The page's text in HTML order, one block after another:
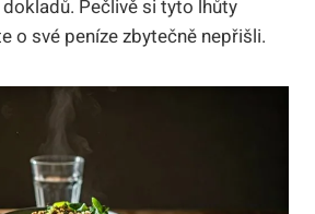
Pečlivě si tyto lhůty
o své peníze zbytečně nepřišli.